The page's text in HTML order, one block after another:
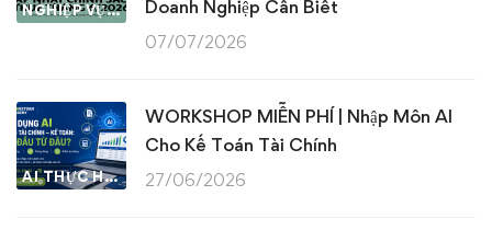
NGHIỆP VỤ KẾ TOÁN & THUẾ
Doanh Nghiệp Cần Biết
07/07/2026
AI THỰC HÀNH
WORKSHOP MIỄN PHÍ | Nhập Môn AI
Cho Kế Toán Tài Chính
27/06/2026